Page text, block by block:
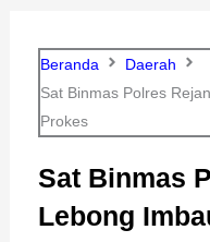
Beranda
Daerah
Sat Binmas Polres
Prokes
Sat Binmas
Lebong